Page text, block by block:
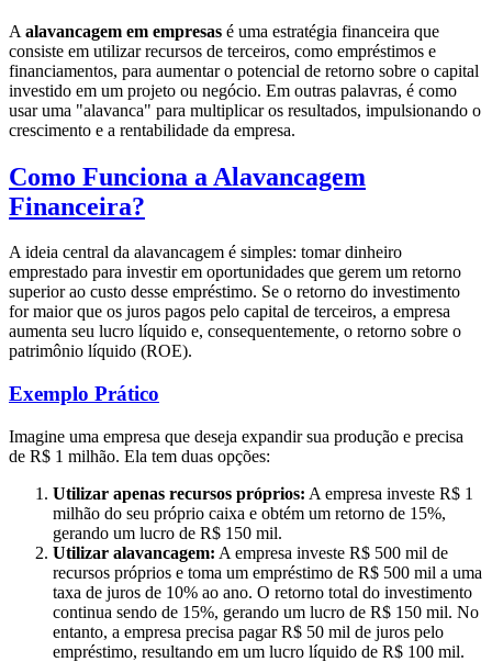
A alavancagem em empresas é uma estratégia financeira que
consiste em utilizar recursos de terceiros, como empréstimos e
financiamentos, para aumentar o potencial de retorno sobre o capital
investido em um projeto ou negócio. Em outras palavras, é como
usar uma "alavanca" para multiplicar os resultados, impulsionando o
crescimento e a rentabilidade da empresa.
Como Funciona a Alavancagem
Financeira?
A ideia central da alavancagem é simples: tomar dinheiro
emprestado para investir em oportunidades que gerem um retorno
superior ao custo desse empréstimo. Se o retorno do investimento
for maior que os juros pagos pelo capital de terceiros, a empresa
aumenta seu lucro líquido e, consequentemente, o retorno sobre o
patrimônio líquido (ROE).
Exemplo Prático
Imagine uma empresa que deseja expandir sua produção e precisa
de R$ 1 milhão. Ela tem duas opções:
Utilizar apenas recursos próprios: A empresa investe R$ 1
milhão do seu próprio caixa e obtém um retorno de 15%,
gerando um lucro de R$ 150 mil.
Utilizar alavancagem: A empresa investe R$ 500 mil de
recursos próprios e toma um empréstimo de R$ 500 mil a uma
taxa de juros de 10% ao ano. O retorno total do investimento
continua sendo de 15%, gerando um lucro de R$ 150 mil. No
entanto, a empresa precisa pagar R$ 50 mil de juros pelo
empréstimo, resultando em um lucro líquido de R$ 100 mil.